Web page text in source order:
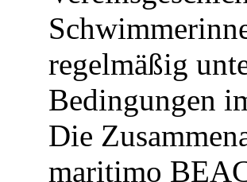
regelmäßig
Bedingungen
Die
maritimo